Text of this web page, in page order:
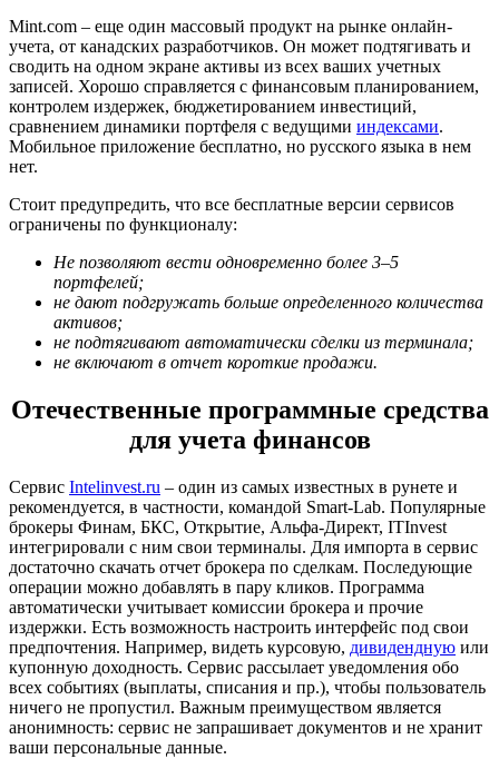
Mint.com – еще один массовый продукт на рынке онлайн-
учета, от канадских разработчиков. Он может подтягивать и
сводить на одном экране активы из всех ваших учетных
записей. Хорошо справляется с финансовым планированием,
контролем издержек, бюджетированием инвестиций,
сравнением динамики портфеля с ведущими индексами.
Мобильное приложение бесплатно, но русского языка в нем
нет.
Стоит предупредить, что все бесплатные версии сервисов
ограничены по функционалу:
Не позволяют вести одновременно более 3–5
портфелей;
не дают подгружать больше определенного количества
активов;
не подтягивают автоматически сделки из терминала;
не включают в отчет короткие продажи.
Отечественные программные средства
для учета финансов
Сервис Intelinvest.ru – один из самых известных в рунете и
рекомендуется, в частности, командой Smart-Lab. Популярные
брокеры Финам, БКС, Открытие, Альфа-Директ, ITInvest
интегрировали с ним свои терминалы. Для импорта в сервис
достаточно скачать отчет брокера по сделкам. Последующие
операции можно добавлять в пару кликов. Программа
автоматически учитывает комиссии брокера и прочие
издержки. Есть возможность настроить интерфейс под свои
предпочтения. Например, видеть курсовую, дивидендную или
купонную доходность. Сервис рассылает уведомления обо
всех событиях (выплаты, списания и пр.), чтобы пользователь
ничего не пропустил. Важным преимуществом является
анонимность: сервис не запрашивает документов и не хранит
ваши персональные данные.